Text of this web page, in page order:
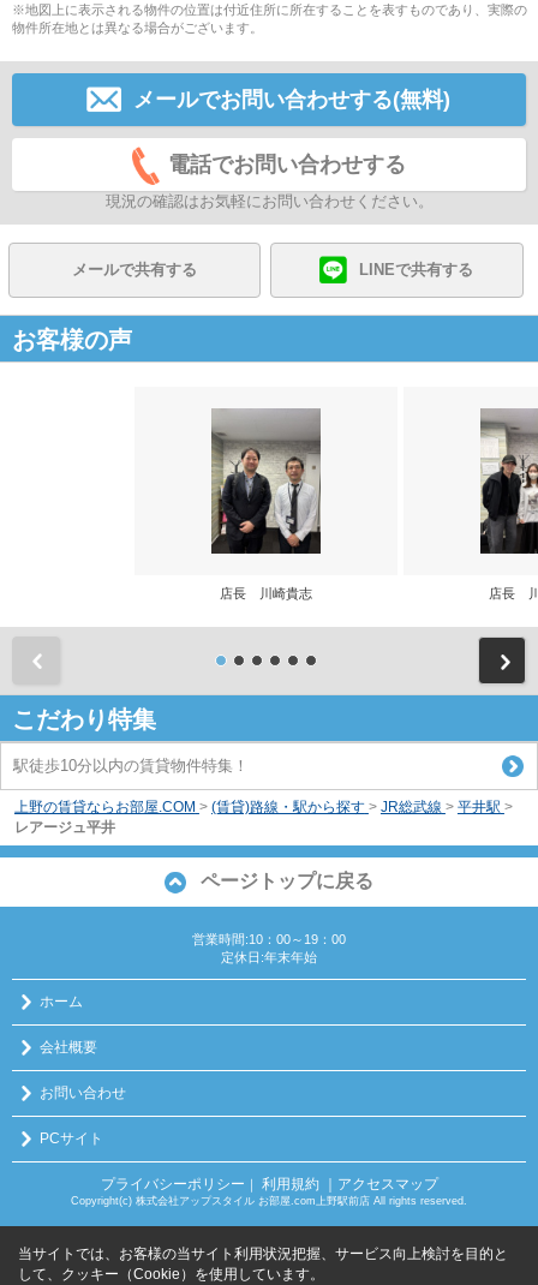
※地図上に表示される物件の位置は付近住所に所在することを表すものであり、実際の
物件所在地とは異なる場合がございます。
メールでお問い合わせする(無料)
電話でお問い合わせする
現況の確認はお気軽にお問い合わせください。
メールで共有する LINEで共有する
お客様の声
店長 川崎貴志 店長
こだわり特集
駅徒歩10分以内の賃貸物件特集！
上野の賃貸ならお部屋.COM > (賃貸)路線・駅から探す > JR総武線 > 平井駅 >
レアージュ平井
ページトップに戻る
営業時間:10：00～19：00
定休日:年末年始
ホーム
会社概要
お問い合わせ
PCサイト
プライバシーポリシー 利用規約 ｜アクセスマップ
Copyright(c) 株式会社アップスタイル お部屋.com上野駅前店 All rights reserved.
当サイトでは、お客様の当サイト利用状況把握、サービス向上検討を目的と
して、クッキー（Cookie）を使用しています。